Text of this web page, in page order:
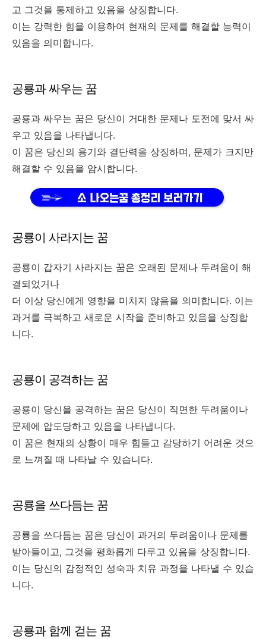
고 그것을 통제하고 있음을 상징합니다.
이는 강력한 힘을 이용하여 현재의 문제를 해결할 능력이
있음을 의미합니다.
공룡과 싸우는 꿈
공룡과 싸우는 꿈은 당신이 거대한 문제나 도전에 맞서 싸
우고 있음을 나타냅니다.
이 꿈은 당신의 용기와 결단력을 상징하며, 문제가 크지만
해결할 수 있음을 암시합니다.
공룡이 사라지는 꿈
공룡이 갑자기 사라지는 꿈은 오래된 문제나 두려움이 해
결되었거나
더 이상 당신에게 영향을 미치지 않음을 의미합니다. 이는
과거를 극복하고 새로운 시작을 준비하고 있음을 상징합
니다.
공룡이 공격하는 꿈
공룡이 당신을 공격하는 꿈은 당신이 직면한 두려움이나
문제에 압도당하고 있음을 나타냅니다.
이 꿈은 현재의 상황이 매우 힘들고 감당하기 어려운 것으
로 느껴질 때 나타날 수 있습니다.
공룡을 쓰다듬는 꿈
공룡을 쓰다듬는 꿈은 당신이 과거의 두려움이나 문제를
받아들이고, 그것을 평화롭게 다루고 있음을 상징합니다.
이는 당신의 감정적인 성숙과 치유 과정을 나타낼 수 있습
니다.
공룡과 함께 걷는 꿈